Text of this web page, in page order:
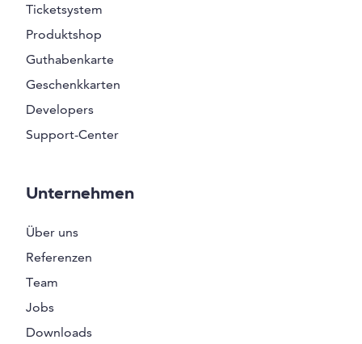
Ticketsystem
Produktshop
Guthabenkarte
Geschenkkarten
Developers
Support-Center
Unternehmen
Über uns
Referenzen
Team
Jobs
Downloads